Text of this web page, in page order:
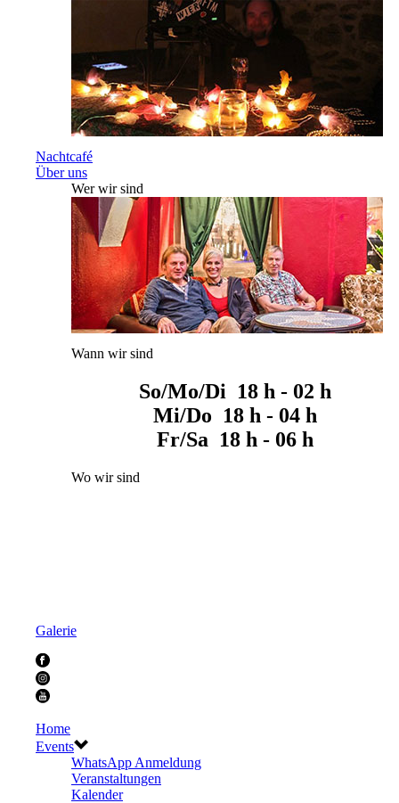
Nachtcafé
Über uns
Wer wir sind
Wann wir sind
So/Mo/Di 18 h - 02 h
Mi/Do 18 h - 04 h
Fr/Sa 18 h - 06 h
Wo wir sind
Galerie
Home
Events
WhatsApp Anmeldung
Veranstaltungen
Kalender